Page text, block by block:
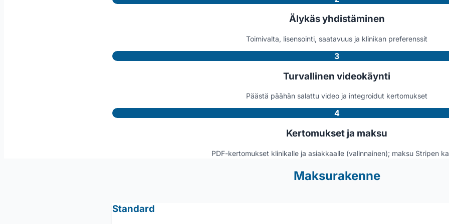
Älykäs yhdistäminen
Toimivalta, lisensointi, saatavuus ja klinikan preferenssit
3
Turvallinen videokäynti
Päästä päähän salattu video ja integroidut kertomukset
4
Kertomukset ja maksu
PDF-kertomukset klinikalle ja asiakkaalle (valinnainen); maksu Stripen
Maksurakenne
Standard